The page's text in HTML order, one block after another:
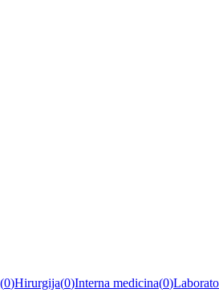
(0)Hirurgija(0)Interna medicina(0)